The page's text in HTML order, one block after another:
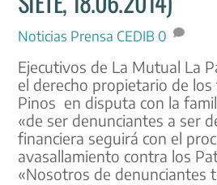
Noticias Prensa CEDIB 0
Ejecutivos de La Mutual La
el derecho propietario de
Pinos en disputa con la
«de ser denunciantes a ser
financiera seguirá con el
avasallamiento contra los
«Nosotros de denunciantes